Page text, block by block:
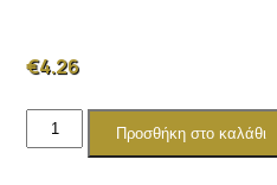
€4.26
SPRING
Προσθήκη στο καλάθι